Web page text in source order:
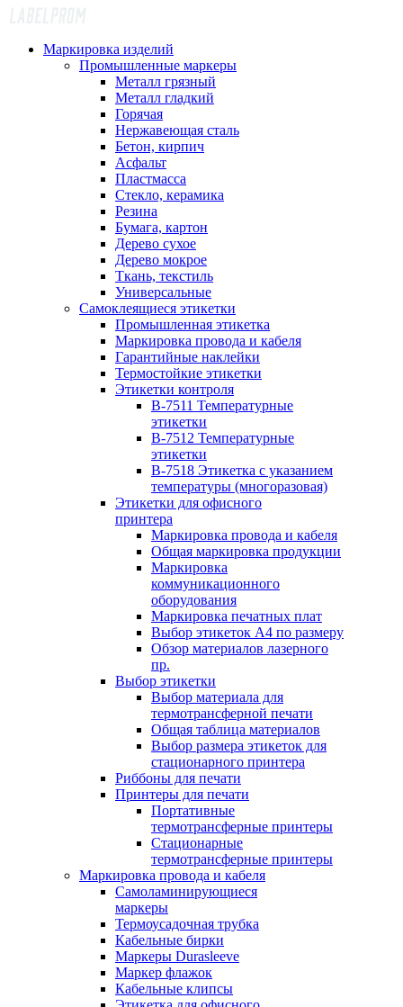
Маркировка изделий
Промышленные маркеры
Металл грязный
Металл гладкий
Горячая
Нержавеющая сталь
Бетон, кирпич
Асфальт
Пластмасса
Стекло, керамика
Резина
Бумага, картон
Дерево сухое
Дерево мокрое
Ткань, текстиль
Универсальные
Самоклеящиеся этикетки
Промышленная этикетка
Маркировка провода и кабеля
Гарантийные наклейки
Термостойкие этикетки
Этикетки контроля
B-7511 Температурные
этикетки
B-7512 Температурные
этикетки
B-7518 Этикетка с указанием
температуры (многоразовая)
Этикетки для офисного
принтера
Маркировка провода и кабеля
Общая маркировка продукции
Маркировка
коммуникационного
оборудования
Маркировка печатных плат
Выбор этикеток А4 по размеру
Обзор материалов лазерного
пр.
Выбор этикетки
Выбор материала для
термотрансферной печати
Общая таблица материалов
Выбор размера этикеток для
стационарного принтера
Риббоны для печати
Принтеры для печати
Портативные
термотрансферные принтеры
Стационарные
термотрансферные принтеры
Маркировка провода и кабеля
Самоламинирующиеся
маркеры
Термоусадочная трубка
Кабельные бирки
Маркеры Durasleeve
Маркер флажок
Кабельные клипсы